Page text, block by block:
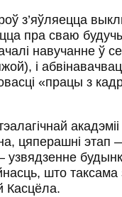
з’яўляецца
пра сваю
навучанне ў
і
«працы з
цяперашні
што таксама
Касцёла.